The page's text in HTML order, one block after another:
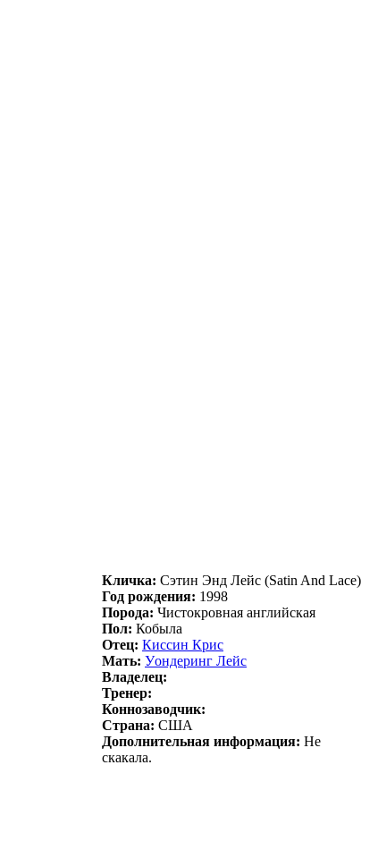
Кличка: Cэтин Энд Лейc (Satin And Lace)
Год рождения: 1998
Порода: Чистокровная английская
Пол: Кобыла
Отец: Киccин Кpиc
Мать: Уoндеpинг Лейс
Владелец:
Тренер:
Коннозаводчик:
Страна: США
Дополнительная информация: Не
скакала.